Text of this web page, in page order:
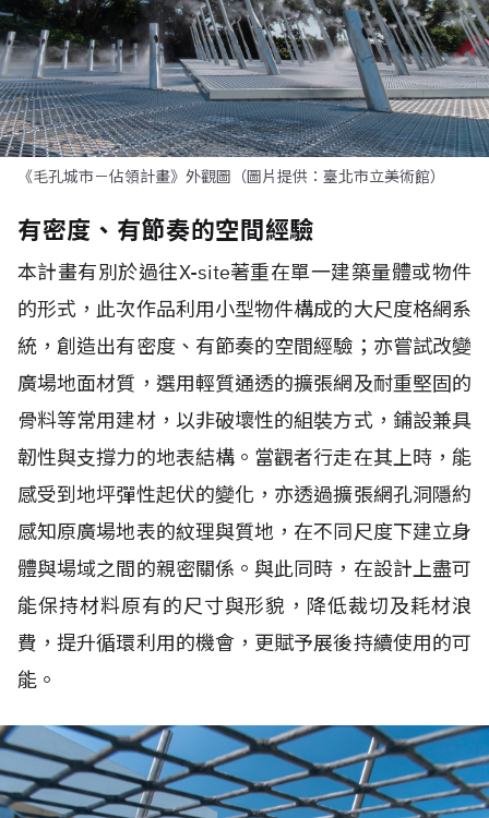
《毛孔城市－佔領計畫》外觀圖（圖片提供：臺北市立美術館）
有密度、有節奏的空間經驗
本計畫有別於過往X-site著重在單一建築量體或物件
的形式，此次作品利用小型物件構成的大尺度格網系
統，創造出有密度、有節奏的空間經驗；亦嘗試改變
廣場地面材質，選用輕質通透的擴張網及耐重堅固的
骨料等常用建材，以非破壞性的組裝方式，鋪設兼具
韌性與支撐力的地表結構。當觀者行走在其上時，能
感受到地坪彈性起伏的變化，亦透過擴張網孔洞隱約
感知原廣場地表的紋理與質地，在不同尺度下建立身
體與場域之間的親密關係。與此同時，在設計上盡可
能保持材料原有的尺寸與形貌，降低裁切及耗材浪
費，提升循環利用的機會，更賦予展後持續使用的可
能。